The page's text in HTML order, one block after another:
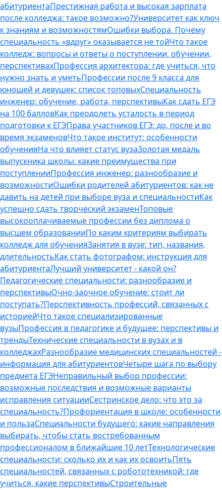
абитуриентаПрестижная работа и высокая зарплата
после колледжа: такое возможно?Университет как ключ
к знаниям и возможностямОшибки выбора. Почему
специальность «вдруг» оказывается не тойЧто такое
колледж: вопросы и ответы о поступлении, обучении,
перспективахПрофессия архитектора: где учиться, что
нужно знать и уметьПрофессии после 9 класса для
юношей и девушек: список топовыхСпециальность
инженер: обучение, работа, перспективыКак сдать ЕГЭ
на 100 балловКак преодолеть усталость в период
подготовки к ЕГЭПрава участников ЕГЭ: до, после и во
время экзаменовЧто такое институт: особенности
обученияНа что влияет статус вузаЗолотая медаль
выпускника школы: какие преимущества при
поступленииПрофессия инженер: разнообразие и
возможностиОшибки родителей абитуриентов: как не
давить на детей при выборе вуза и специальностиКак
успешно сдать творческий экзаменТоповые
высокооплачиваемые профессии без диплома о
высшем образованииПо каким критериям выбирать
колледж для обученияЗанятия в вузе: тип, названия,
длительностьКак стать фотографом: инструкция для
абитуриентаЛучший университет - какой он?
Педагогические специальности: разнообразие и
перспективыОчно-заочное обучение: стоит ли
поступать?Перспективность профессий, связанных с
историейЧто такое специализированные
вузыПрофессия в педагогике и будущее: перспективы и
трендыТехнические специальности в вузах и в
колледжахРазнообразие медицинских специальностей -
информация для абитуриентовЧетыре шага по выбору
предмета ЕГЭНеправильный выбор профессии:
возможные последствия и возможные варианты
исправления ситуацииСестринское дело: что это за
специальность?Профориентация в школе: особенности
и пользаСпециальности будущего: какие направления
выбирать, чтобы стать востребованным
профессионалом в ближайшие 10 летТехнологические
специальности: сколько их и как их освоитьПять
специальностей, связанных с робототехникой: где
учиться, какие перспективыСтроительные